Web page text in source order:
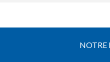
NOTRE